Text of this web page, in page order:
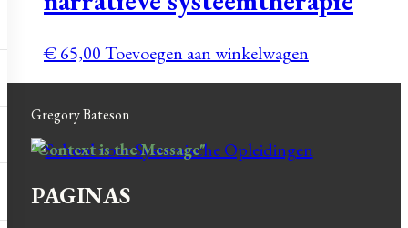
€ 65,00Toevoegen aan winkelwagen
Gregory Bateson
"Context is the Message"
PAGINAS